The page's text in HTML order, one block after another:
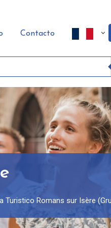
Contacto
Turistico Romans sur Isère